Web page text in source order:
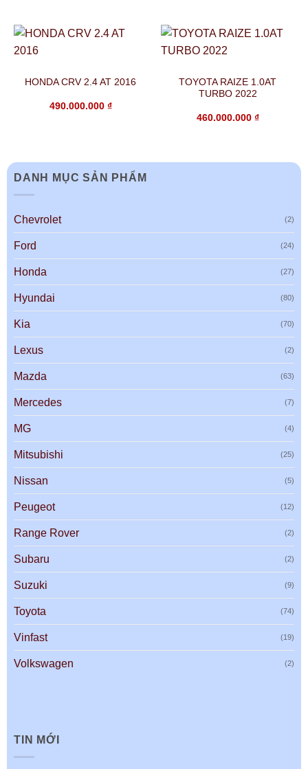
HONDA CRV 2.4 AT 2016
490.000.000 ₫
TOYOTA RAIZE 1.0AT
TURBO 2022
460.000.000 ₫
DANH MỤC SẢN PHẨM
Chevrolet (2)
Ford (24)
Honda (27)
Hyundai (80)
Kia (70)
Lexus (2)
Mazda (63)
Mercedes (7)
MG (4)
Mitsubishi (25)
Nissan (5)
Peugeot (12)
Range Rover (2)
Subaru (2)
Suzuki (9)
Toyota (74)
Vinfast (19)
Volkswagen (2)
TIN MỚI